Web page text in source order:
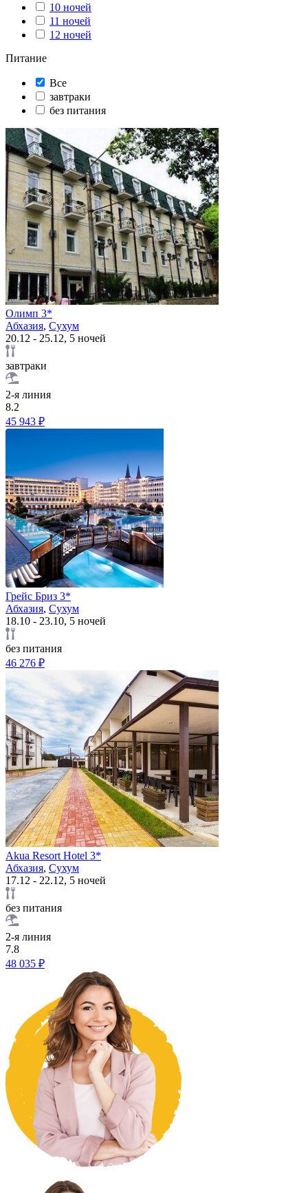
10 ночей
11 ночей
12 ночей
Питание
Все
завтраки
без питания
Олимп 3*
Абхазия, Сухум
20.12 - 25.12, 5 ночей
завтраки
2-я линия
8.2
45 943 ₽
Грейс Бриз 3*
Абхазия, Сухум
18.10 - 23.10, 5 ночей
без питания
46 276 ₽
Akua Resort Hotel 3*
Абхазия, Сухум
17.12 - 22.12, 5 ночей
без питания
2-я линия
7.8
48 035 ₽